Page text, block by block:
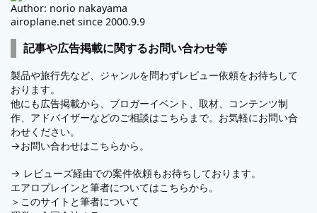
Author: norio nakayama
airoplane.net since 2000.9.9
記事や広告掲載に関するお問い合わせ等
製品や旅行先など、ジャンルを問わずレビュー依頼をお待ちして
おります。
他にも広告掲載から、ブロガーイベント、取材、コンテンツ制
作、アドバイザーなどのご相談はこちらまで。お気軽にお問い合
わせください。
→お問い合わせはこちらから。
→ レビューズ経由での案件依頼もお待ちしております。
エアロプレインと筆者についてはこちらから。
＞ このサイトと筆者について